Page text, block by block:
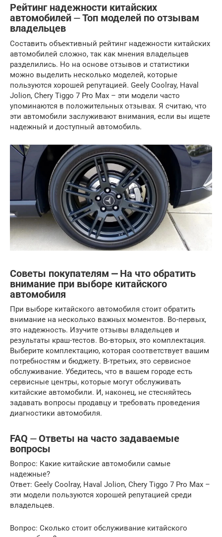
Рейтинг надежности китайских
автомобилей ⏤ Топ моделей по отзывам
владельцев
Составить объективный рейтинг надежности китайских
автомобилей сложно, так как мнения владельцев
разделились. Но на основе отзывов и статистики
можно выделить несколько моделей, которые
пользуются хорошей репутацией. Geely Coolray, Haval
Jolion, Chery Tiggo 7 Pro Max – эти модели часто
упоминаются в положительных отзывах. Я считаю, что
эти автомобили заслуживают внимания, если вы ищете
надежный и доступный автомобиль.
Советы покупателям ⎼ На что обратить
внимание при выборе китайского
автомобиля
При выборе китайского автомобиля стоит обратить
внимание на несколько важных моментов. Во-первых,
это надежность. Изучите отзывы владельцев и
результаты краш-тестов. Во-вторых, это комплектация.
Выберите комплектацию, которая соответствует вашим
потребностям и бюджету. В-третьих, это сервисное
обслуживание. Убедитесь, что в вашем городе есть
сервисные центры, которые могут обслуживать
китайские автомобили. И, наконец, не стесняйтесь
задавать вопросы продавцу и требовать проведения
диагностики автомобиля.
FAQ ⏤ Ответы на часто задаваемые
вопросы
Вопрос: Какие китайские автомобили самые
надежные?
Ответ: Geely Coolray, Haval Jolion, Chery Tiggo 7 Pro Max –
эти модели пользуются хорошей репутацией среди
владельцев.
Вопрос: Сколько стоит обслуживание китайского